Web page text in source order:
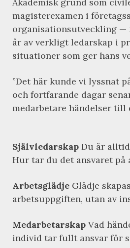
magisterexamen i
organisationsutveckling —
år av verkligt ledarskap i
situationer som ger hans
”Det här kunde vi lyssnat
och fortfarande dagar
medarbetare händelser till
Självledarskap Du är
Hur tar du det ansvaret på
Arbetsglädje Glädje
arbetsuppgiften, utan av
Medarbetarskap Vad
individ tar fullt ansvar för